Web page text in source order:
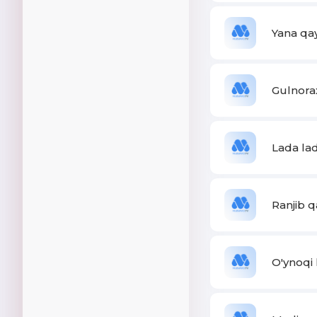
Yana
Lada
Ranjib
O'ynoqi